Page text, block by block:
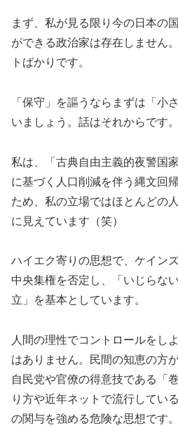
まず、私が見る限り今の日本の
ができる政治家は存在しません
トばかりです。
「保守」を謳うならまずは「小
いましょう。話はそれからです。
私は、「古典自由主義的夜警国
に基づく人口削減を伴う縄文回
ため、私の立場ではほとんどの
に見えています（笑）
ハイエク寄りの思想で、ケイン
中央集権を否定し、「いじらな
立」を基本としています。
人間の理性でコントロールをし
はありません。民間の知恵の方
自民党や官僚の得意技である「
り方や近年ネットで流行してい
の関与を強める危険な思想です。